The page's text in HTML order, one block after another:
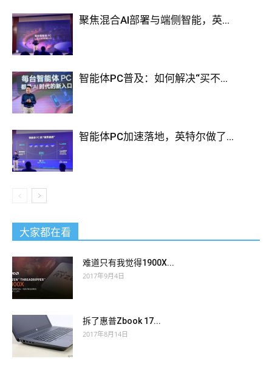
聚焦混合AI部署与端侧智能，英...
智能体PC普及：如何解决“买不...
智能体PC加速落地，英特尔做了...
大家都在看
难道只有我觉得1900X...
2017年9月4日
拆了惠普Zbook 17...
2017年8月14日